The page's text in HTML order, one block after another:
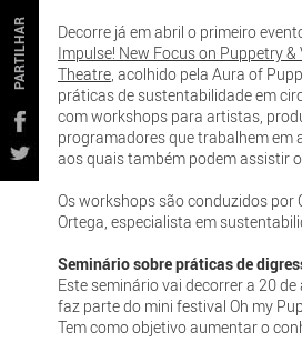
PARTILHAR
Decorre já em abril o primeiro
Impulse! New Focus on Puppetry &
Theatre, acolhido pela Aura of
práticas de sustentabilidade em
com workshops para artistas,
programadores que trabalhem em
aos quais também podem assistir
Os workshops são conduzidos por
Ortega, especialista em
Seminário sobre práticas de
Este seminário vai decorrer a 20
faz parte do mini festival Oh my
Tem como objetivo aumentar o